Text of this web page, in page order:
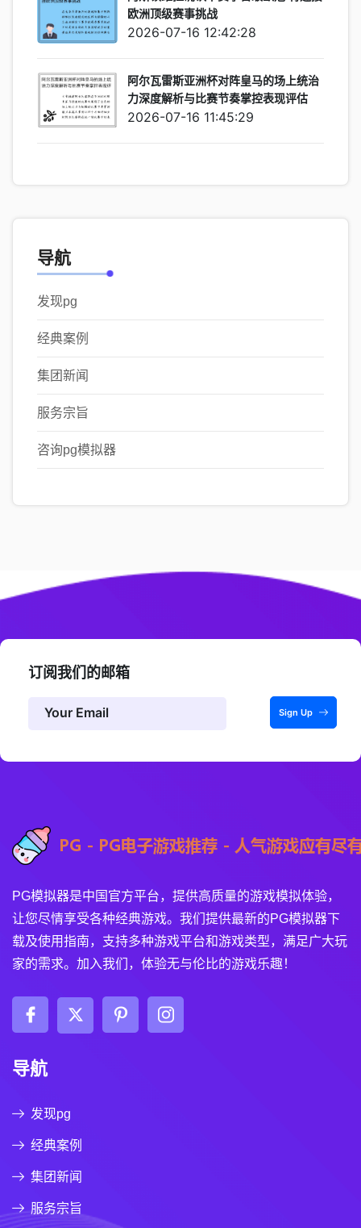
欧洲顶级赛事挑战
2026-07-16 12:42:28
阿尔瓦雷斯亚洲杯对阵皇马的场上统治
力深度解析与比赛节奏掌控表现评估
2026-07-16 11:45:29
导航
发现pg
经典案例
集团新闻
服务宗旨
咨询pg模拟器
订阅我们的邮箱
Sign Up
PG模拟器是中国官方平台，提供高质量的游戏模拟体验，
让您尽情享受各种经典游戏。我们提供最新的PG模拟器下
载及使用指南，支持多种游戏平台和游戏类型，满足广大玩
家的需求。加入我们，体验无与伦比的游戏乐趣！
导航
发现pg
经典案例
集团新闻
服务宗旨